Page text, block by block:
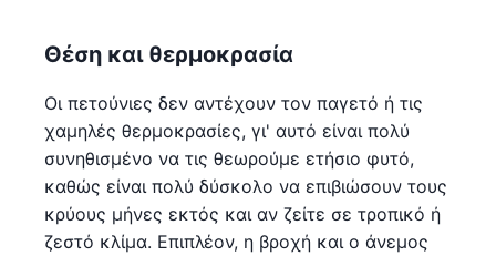
Θέση και θερμοκρασία
Οι πετούνιες δεν αντέχουν τον παγετό ή τις
χαμηλές θερμοκρασίες, γι' αυτό είναι πολύ
συνηθισμένο να τις θεωρούμε ετήσιο φυτό,
καθώς είναι πολύ δύσκολο να επιβιώσουν τους
κρύους μήνες εκτός και αν ζείτε σε τροπικό ή
ζεστό κλίμα. Επιπλέον, η βροχή και ο άνεμος